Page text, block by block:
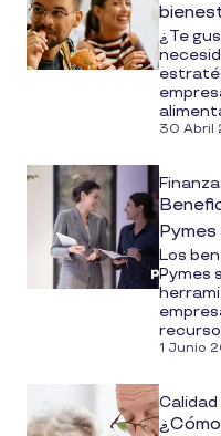
¿Te
30 Abril
Los
Pymes
1 Junio
Calidad